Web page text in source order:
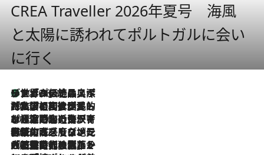
CREA Traveller 2026年夏号 海風
と太陽に誘われてポルトガルに会い
に行く
2026.8.8
リスボンの絶品スイーツ「パステル・デ・ナタ」とは？ポルトガル伝統の奥深い世界へ
2026.7.27
「私の祖国はポルトガル語です」国民的詩人フェルナンド・ペソアと、彼が愛した文学の街を歩く
2026.7.26
ポルトガル近海が育む極上の海の幸。キリリと冷えた白ワインと愉しむ、シーフード専門店の贅沢
2026.7.22
伝統の味をモダンに昇華。高感度な地元客が集う、リスボンの最旬ガストロノミー
2026.7.21
大航海時代の栄華から、震災、独裁、そして革命へ。ポルトガル・首都リスボンの石畳に刻まれた「歴史の光と影」